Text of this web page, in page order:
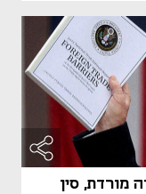
מורדת, סין